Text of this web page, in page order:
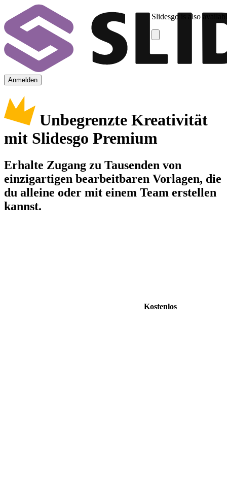
Slidesgo is also
Anmelden
Unbegrenzte Kreativität
mit Slidesgo Premium
Erhalte Zugang zu Tausenden von
einzigartigen bearbeitbaren Vorlagen, die
du alleine oder mit einem Team erstellen
kannst.
Kostenlos